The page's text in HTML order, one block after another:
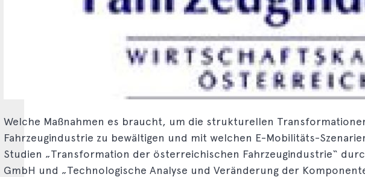
Welche Maßnahmen es braucht, um die strukturellen
Fahrzeugindustrie zu bewältigen und mit welchen E-Mobilitäts-
Studien „Transformation der österreichischen Fahrzeugindustrie“
GmbH und „Technologische Analyse und Veränderung der